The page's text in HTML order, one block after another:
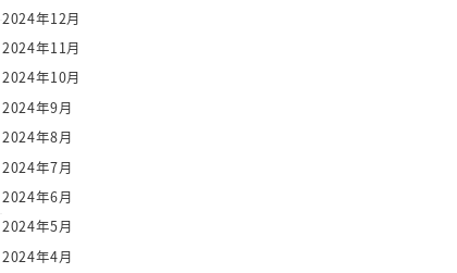
2024年12月
2024年11月
2024年10月
2024年9月
2024年8月
2024年7月
2024年6月
2024年5月
2024年4月